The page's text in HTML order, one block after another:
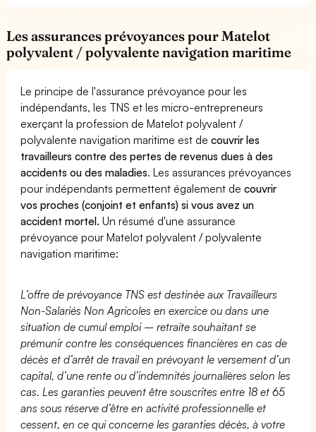
Les assurances prévoyances pour Matelot
polyvalent / polyvalente navigation maritime
Le principe de l'assurance prévoyance pour les
indépendants, les TNS et les micro-entrepreneurs
exerçant la profession de Matelot polyvalent /
polyvalente navigation maritime est decouvrir les
travailleurs contre des pertes de revenus dues à des
accidents ou des maladies. Les assurances prévoyances
pour indépendants permettent également decouvrir
vos proches (conjoint et enfants) si vous avez un
accident mortel. Un résumé d'une assurance
prévoyance pour Matelot polyvalent / polyvalente
navigation maritime:
L’offre de prévoyance TNS est destinée aux Travailleurs
Non-Salariés Non Agricoles en exercice ou dans une
situation de cumul emploi – retraite souhaitant se
prémunir contre les conséquences financières en cas de
décès et d’arrêt de travail en prévoyant le versement d’un
capital, d’une rente ou d’indemnités journalières selon les
cas. Les garanties peuvent être souscrites entre 18 et 65
ans sous réserve d’être en activité professionnelle et
cessent, en ce qui concerne les garanties décès, à votre